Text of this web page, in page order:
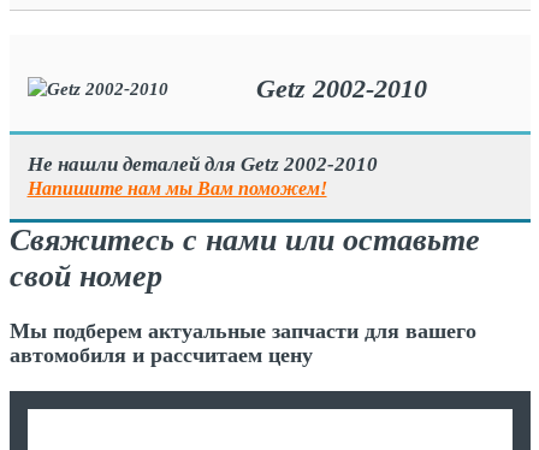
Getz 2002-2010
Не нашли деталей для Getz 2002-2010
Напишите нам мы Вам поможем!
Свяжитесь с нами или оставьте
свой номер
Мы подберем актуальные запчасти для вашего
автомобиля и рассчитаем цену